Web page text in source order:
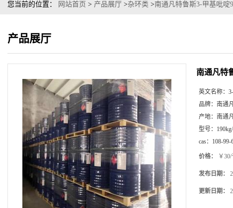
您当前的位置： 网站首页 > 产品展厅 >杂环类 >南通凡特鲁斯3-甲基吡啶
产品展厅
南通凡特
英文名称：
品牌： 南通
产地： 南通
型号：
cas： 108-99-
价格： ￥
发布日期：
更新日期：